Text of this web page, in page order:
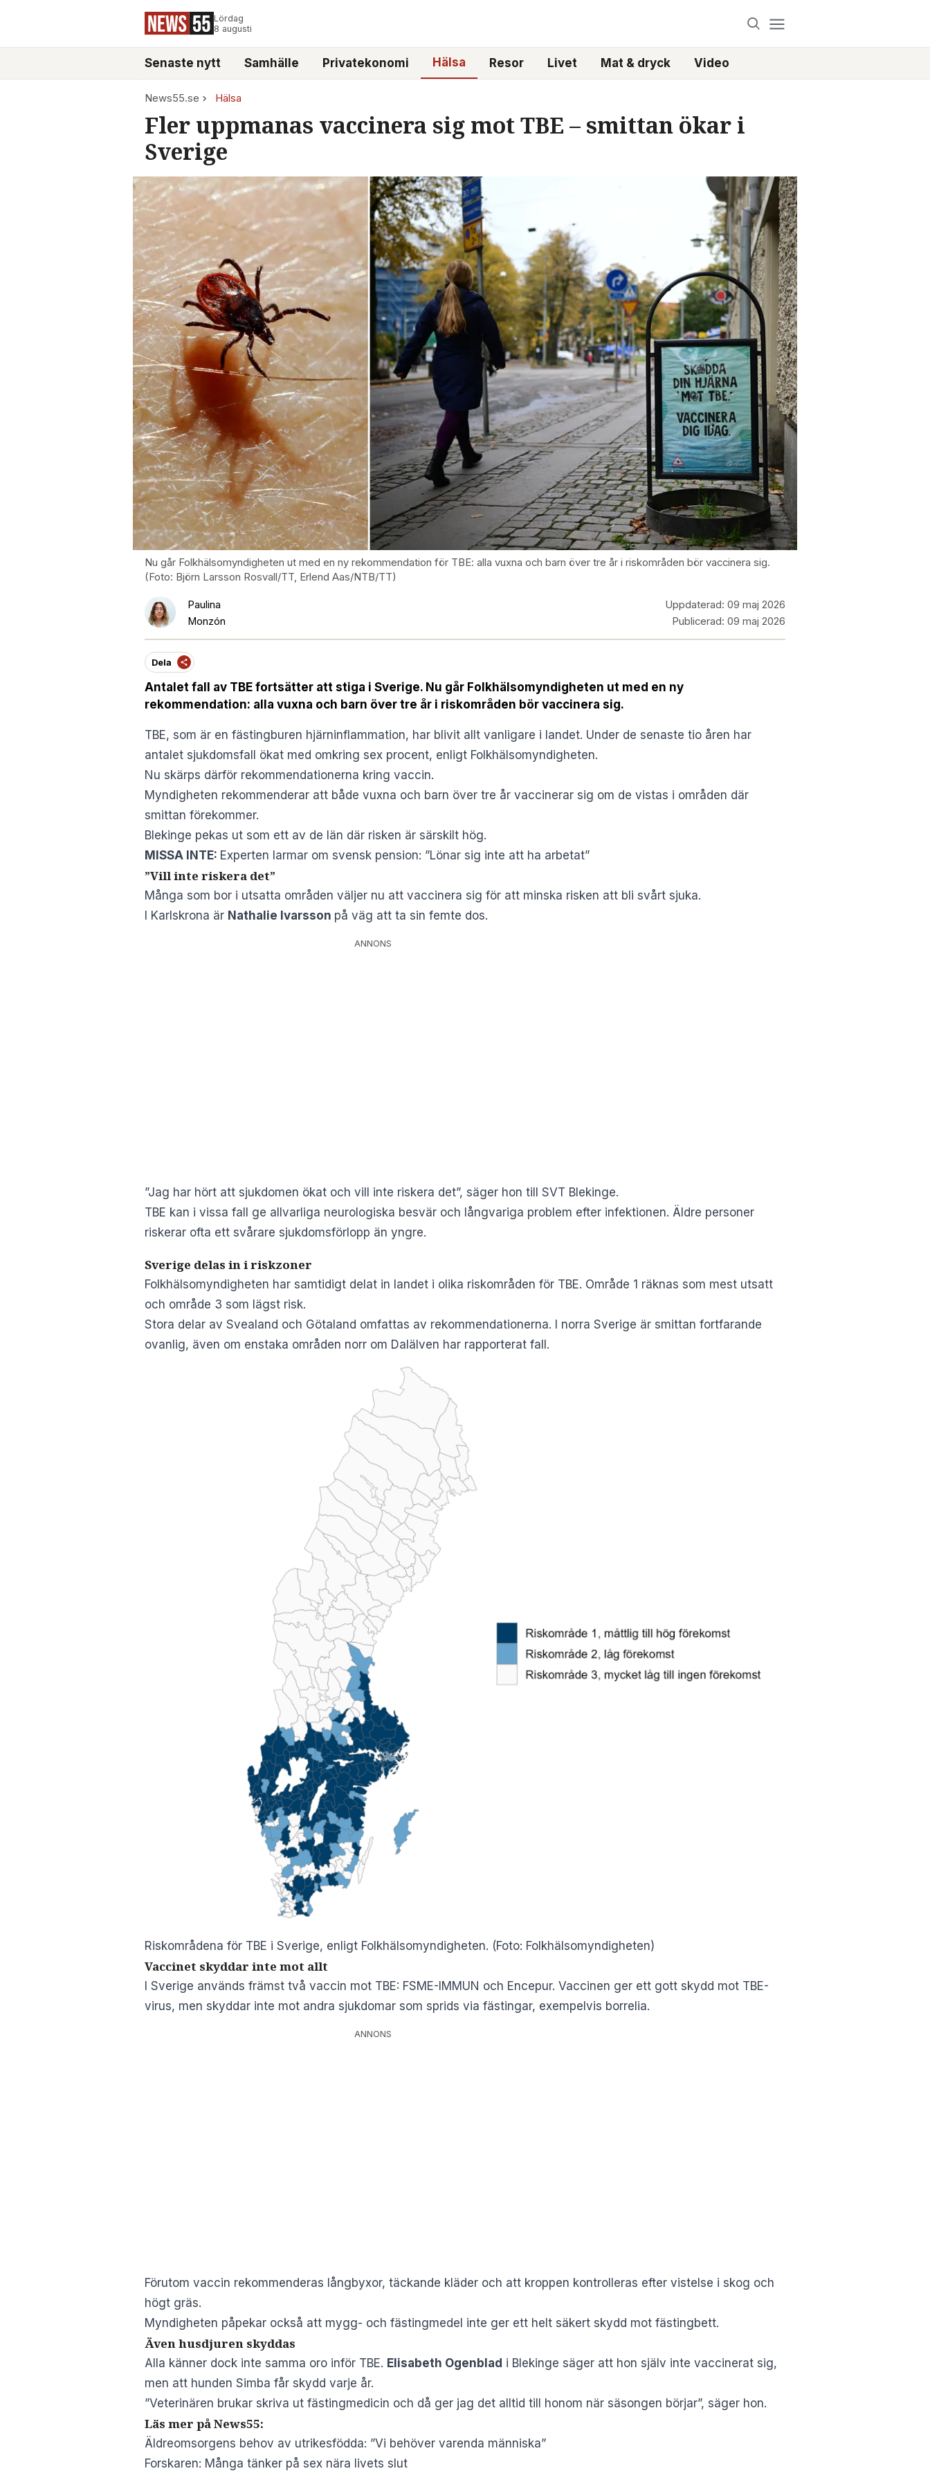
Lördag
8 augusti
Senaste nytt Samhälle Privatekonomi Hälsa Resor Livet Mat & dryck Video
News55.se Hälsa
Fler uppmanas vaccinera sig mot TBE – smittan ökar i
Sverige
Nu går Folkhälsomyndigheten ut med en ny rekommendation för TBE: alla vuxna och barn över tre år i riskområden bör vaccinera sig.
(Foto: Björn Larsson Rosvall/TT, Erlend Aas/NTB/TT)
Paulina
Monzón
Uppdaterad: 09 maj 2026
Publicerad: 09 maj 2026
Dela
Antalet fall av TBE fortsätter att stiga i Sverige. Nu går Folkhälsomyndigheten ut med en ny
rekommendation: alla vuxna och barn över tre år i riskområden bör vaccinera sig.
TBE, som är en fästingburen hjärninflammation, har blivit allt vanligare i landet. Under de senaste tio åren har
antalet sjukdomsfall ökat med omkring sex procent, enligt Folkhälsomyndigheten.
Nu skärps därför rekommendationerna kring vaccin.
Myndigheten rekommenderar att både vuxna och barn över tre år vaccinerar sig om de vistas i områden där
smittan förekommer.
Blekinge pekas ut som ett av de län där risken är särskilt hög.
MISSA INTE: Experten larmar om svensk pension: ”Lönar sig inte att ha arbetat”
”Vill inte riskera det”
Många som bor i utsatta områden väljer nu att vaccinera sig för att minska risken att bli svårt sjuka.
I Karlskrona är Nathalie Ivarsson på väg att ta sin femte dos.
ANNONS
”Jag har hört att sjukdomen ökat och vill inte riskera det”, säger hon till SVT Blekinge.
TBE kan i vissa fall ge allvarliga neurologiska besvär och långvariga problem efter infektionen. Äldre personer
riskerar ofta ett svårare sjukdomsförlopp än yngre.
Sverige delas in i riskzoner
Folkhälsomyndigheten har samtidigt delat in landet i olika riskområden för TBE. Område 1 räknas som mest utsatt
och område 3 som lägst risk.
Stora delar av Svealand och Götaland omfattas av rekommendationerna. I norra Sverige är smittan fortfarande
ovanlig, även om enstaka områden norr om Dalälven har rapporterat fall.
Riskområdena för TBE i Sverige, enligt Folkhälsomyndigheten. (Foto: Folkhälsomyndigheten)
Vaccinet skyddar inte mot allt
I Sverige används främst två vaccin mot TBE: FSME-IMMUN och Encepur. Vaccinen ger ett gott skydd mot TBE-
virus, men skyddar inte mot andra sjukdomar som sprids via fästingar, exempelvis borrelia.
ANNONS
Förutom vaccin rekommenderas långbyxor, täckande kläder och att kroppen kontrolleras efter vistelse i skog och
högt gräs.
Myndigheten påpekar också att mygg- och fästingmedel inte ger ett helt säkert skydd mot fästingbett.
Även husdjuren skyddas
Alla känner dock inte samma oro inför TBE. Elisabeth Ogenblad i Blekinge säger att hon själv inte vaccinerat sig,
men att hunden Simba får skydd varje år.
”Veterinären brukar skriva ut fästingmedicin och då ger jag det alltid till honom när säsongen börjar”, säger hon.
Läs mer på News55:
Äldreomsorgens behov av utrikesfödda: ”Vi behöver varenda människa”
Forskaren: Många tänker på sex nära livets slut